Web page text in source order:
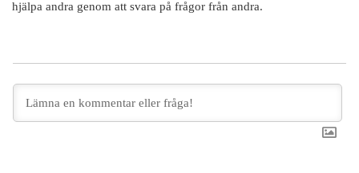
hjälpa andra genom att svara på frågor från andra.